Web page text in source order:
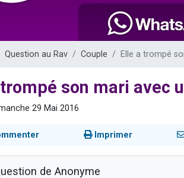
2 personnes viennent
2 personnes viennent
Question au Rav Couple Elle a trompé
son mari avec
29 Mai 2016
Imprimer
de Anonyme